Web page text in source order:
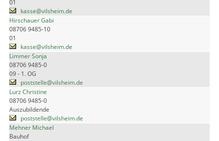
01
kasse@vilsheim.de
Hirschauer Gabi
08706 9485-10
01
kasse@vilsheim.de
Limmer Sonja
08706 9485-0
09 - 1. OG
poststelle@vilsheim.de
Lurz Christine
08706 9485-0
Auszubildende
poststelle@vilsheim.de
Mehner Michael
Bauhof